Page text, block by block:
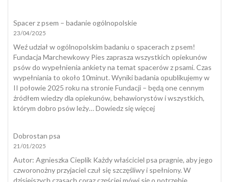
dla
psów
a
naturalny
spacer
Spacer z psem – badanie ogólnopolskie
23/04/2025
Weź udział w ogólnopolskim badaniu o spacerach z psem!
Fundacja Marchewkowy Pies zaprasza wszystkich opiekunów
psów do wypełnienia ankiety na temat spacerów z psami. Czas
wypełniania to około 10minut. Wyniki badania opublikujemy w
II połowie 2025 roku na stronie Fundacji – będą one cennym
źródłem wiedzy dla opiekunów, behawiorystów i wszystkich,
którym dobro psów leży…Dowiedz się więcej:
badanie
ogólnopolskie
Dobrostan psa
21/01/2025
​Autor: Agnieszka Cieplik Każdy właściciel psa pragnie, aby jego
czworonożny przyjaciel czuł się szczęśliwy i spełniony. W
dzisiejszych czasach coraz częściej mówi się o potrzebie